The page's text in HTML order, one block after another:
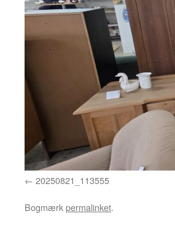
20250821_113555
Bogmærkpermalinket.